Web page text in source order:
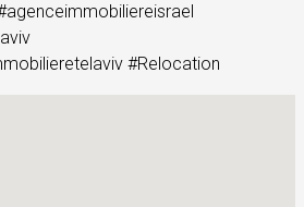
#Relocation